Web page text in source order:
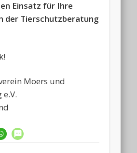
Einsatz für Ihre
der Tierschutzberatung
Moers und